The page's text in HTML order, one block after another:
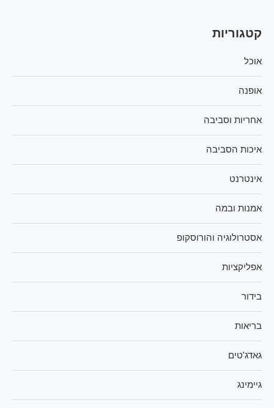
קטגוריות
אוכל
אופנה
אחריות וסביבה
איכות הסביבה
אינטרנט
אמנות ובמה
אסטרולוגיה והורוסקופ
אפליקציות
בידור
בריאות
גאדג'טים
גיימינג